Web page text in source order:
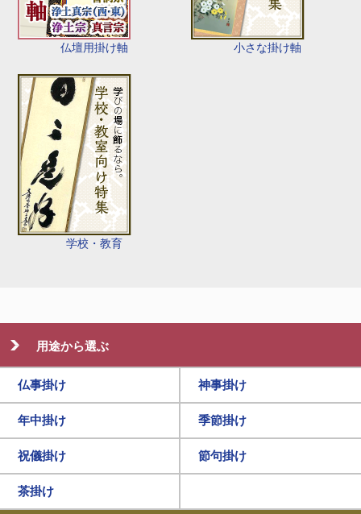
仏壇用掛け軸 小さな掛け軸
学校・教育
用途から選ぶ
仏事掛け 神事掛け
年中掛け 季節掛け
祝儀掛け 節句掛け
茶掛け